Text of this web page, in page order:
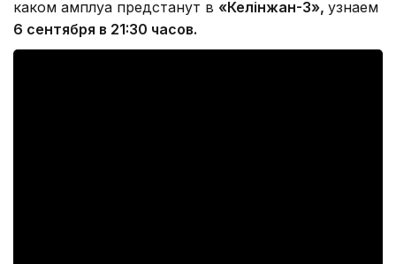
каком амплуа предстанут в «Келінжан-3», узнаем
6 сентября в 21:30 часов.